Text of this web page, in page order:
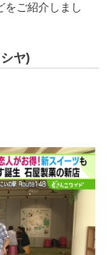
をご紹介しまし
ヤ)